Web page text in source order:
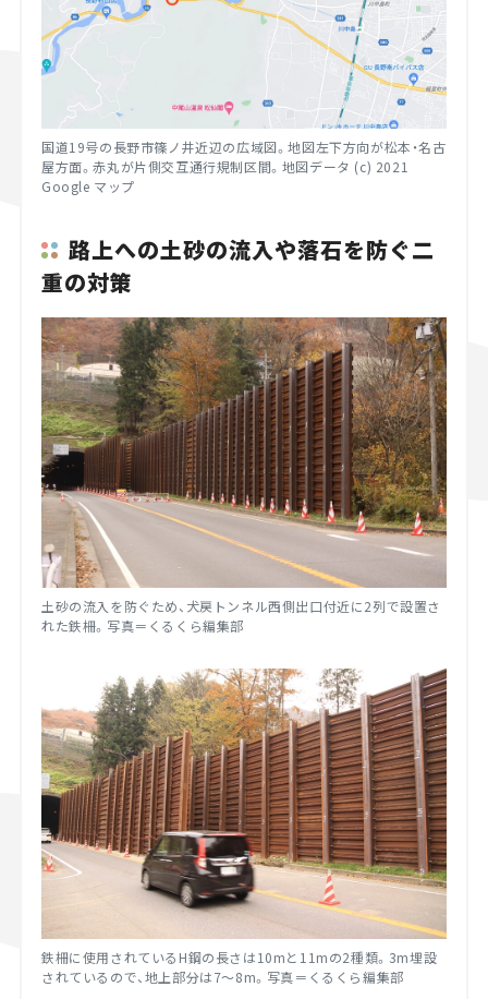
国道19号の長野市篠ノ井近辺の広域図。地図左下方向が松本・名古
屋方面。赤丸が片側交互通行規制区間。地図データ (c) 2021
Google マップ
路上への土砂の流入や落石を防ぐ二
重の対策
土砂の流入を防ぐため、犬戻トンネル西側出口付近に2列で設置さ
れた鉄柵。写真＝くるくら編集部
鉄柵に使用されているH鋼の長さは10mと11mの2種類。3m埋設
されているので、地上部分は7～8m。写真＝くるくら編集部